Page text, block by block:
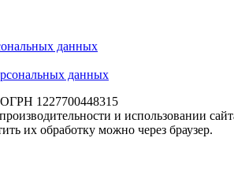
данных
данных
ОГРН 1227700448315
и использовании
их обработку можно через браузер.